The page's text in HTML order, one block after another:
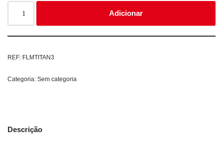
Adicionar
REF: FLMTITAN3
Categoria: Sem categoria
Descrição